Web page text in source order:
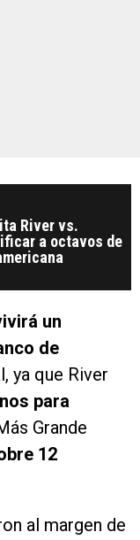
River vs.
a octavos de
un
de
ya que River
para
Grande
12
al margen de